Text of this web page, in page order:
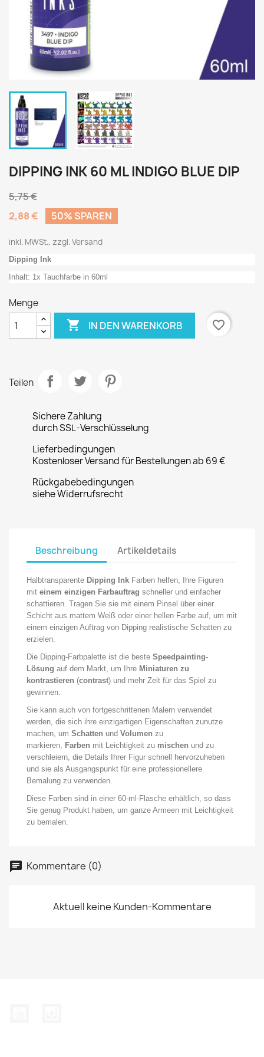
DIPPING INK 60 ML INDIGO BLUE DIP
5,75 €
2,88 €
50% SPAREN
inkl. MWSt., zzgl. Versand
Dipping Ink
Inhalt: 1x Tauchfarbe in 60ml
Menge
 IN DEN WARENKORB favorite_border
Teilen
Sichere Zahlung
durch SSL-Verschlüsselung
Lieferbedingungen
Kostenloser Versand für Bestellungen ab 69 €
Rückgabebedingungen
siehe Widerrufsrecht
Beschreibung Artikeldetails
Halbtransparente Dipping Ink Farben helfen, Ihre Figuren
mit einem einzigen Farbauftrag schneller und einfacher
schattieren. Tragen Sie sie mit einem Pinsel über einer
Schicht aus mattem Weiß oder einer hellen Farbe auf, um mit
einem einzigen Auftrag von Dipping realistische Schatten zu
erzielen.
Die Dipping-Farbpalette ist die beste Speedpainting-
Lösung auf dem Markt, um Ihre Miniaturen zu
kontrastieren (contrast) und mehr Zeit für das Spiel zu
gewinnen.
Sie kann auch von fortgeschrittenen Malern verwendet
werden, die sich ihre einzigartigen Eigenschaften zunutze
machen, um Schatten und Volumen zu
markieren, Farben mit Leichtigkeit zu mischen und zu
verschleiern, die Details Ihrer Figur schnell hervorzuheben
und sie als Ausgangspunkt für eine professionellere
Bemalung zu verwenden.
Diese Farben sind in einer 60-ml-Flasche erhältlich, so dass
Sie genug Produkt haben, um ganze Armeen mit Leichtigkeit
zu bemalen.
Kommentare (0)
Aktuell keine Kunden-Kommentare